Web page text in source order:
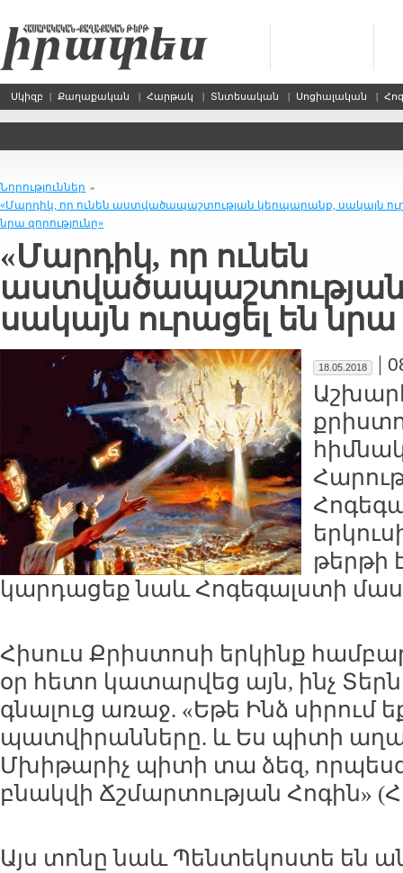
Սկիզբ | Քաղաքական | Հարթակ | Տնտեսական | Սոցիալական |
Նորություններ »
«Մարդիկ, որ ունեն աստվածապաշտության կերպարանք, սակայն
նրա զորությունը»
«Մարդիկ, որ ունեն
սակայն ուրացել են նրա
18.05.2018 |
թերթի
կարդացեք նաև Հոգեգալստի
Հիսուս Քրիստոսի երկինք
օր հետո կատարվեց այն, ինչ
գնալուց առաջ. «Եթե Ինձ սիրում
պատվիրանները. և Ես պիտի
Մխիթարիչ պիտի տա ձեզ,
բնակվի Ճշմարտության Հոգին»
Այս տոնը նաև Պենտեկոստե են